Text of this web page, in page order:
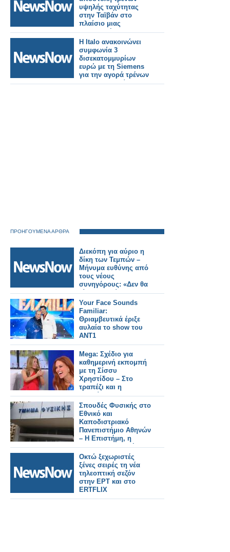
υψηλής ταχύτητας
στην Ταϊβάν στο
πλαίσιο μιας
σημαντικής
σιδηροδρομικής
παραγγελίας.
Η Italo ανακοινώνει
συμφωνία 3
δισεκατομμυρίων
ευρώ με τη Siemens
για την αγορά τρένων
για τη Γερμανία.
ΠΡΟΗΓΟΥΜΕΝΑ ΑΡΘΡΑ
Διεκόπη για αύριο η
δίκη των Τεμπών –
Μήνυμα ευθύνης από
τους νέους
συνηγόρους: «Δεν θα
γίνουμε αιτία
καθυστέρησης της
δίκης»
Your Face Sounds
Familiar:
Θριαμβευτικά έριξε
αυλαία το show του
ΑΝΤ1
Mega: Σχέδιο για
καθημερινή εκπομπή
με τη Σίσσυ
Χρηστίδου – Στο
τραπέζι και η
μετακίνηση της
Αναστασίας Γιάμαλη
Σπουδές Φυσικής στο
Εθνικό και
Καποδιστριακό
Πανεπιστήμιο Αθηνών
– Η Επιστήμη, η
Έρευνα, η Διεθνής
Αναγνώριση, οι
Επαγγελματικές
Προοπτικές
Οκτώ ξεχωριστές
ξένες σειρές τη νέα
τηλεοπτική σεζόν
στην ΕΡΤ και στο
ERTFLIX